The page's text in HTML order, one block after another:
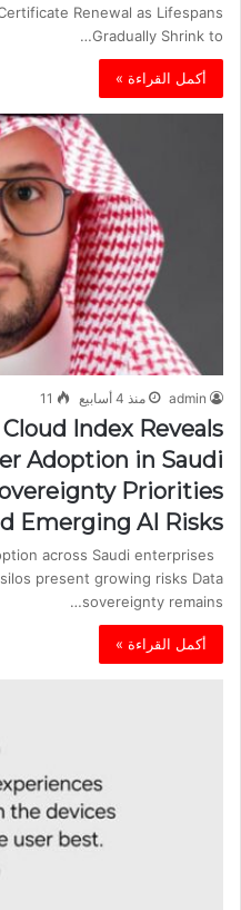
Renewal as Lifespans
Gradually Shrink to…
أكمل القراءة »
admin منذ 4 أسابيع 11
Index Reveals
Adoption in Saudi
Priorities
Emerging AI Risks
across Saudi enterprises
present growing risks Data
sovereignty remains…
أكمل القراءة »